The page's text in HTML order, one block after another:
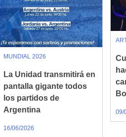
MUNDIAL 2026
La Unidad transmitirá en
pantalla gigante todos
los partidos de
Argentina
16/06/2026
09/